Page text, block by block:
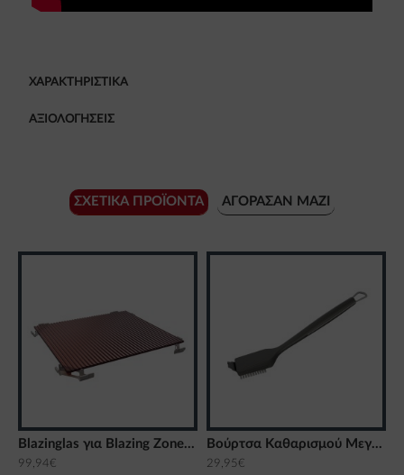
ΧΑΡΑΚΤΗΡΙΣΤΙΚΆ
ΑΞΙΟΛΟΓΉΣΕΙΣ
ΣΧΕΤΙΚΆ ΠΡΟΪΌΝΤΑ ΑΓΌΡΑΣΑΝ ΜΑΖΊ
Blazinglas για Blazing Zone Outdoorchef
99,94€
Βούρτσα Καθαρισμού Μεγάλη με νάιλον τρίχες Outdoorchef
29,95€